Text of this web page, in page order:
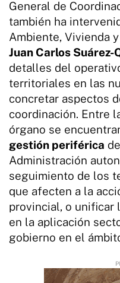
General de
también ha
Ambiente, Vivienda
Juan Carlos Suárez-
detalles del
territoriales en las
concretar aspectos
coordinación. Entre
órgano se
gestión periférica
Administración
seguimiento de los
que afecten a la
provincial, o unificar
en la aplicación
gobierno en el